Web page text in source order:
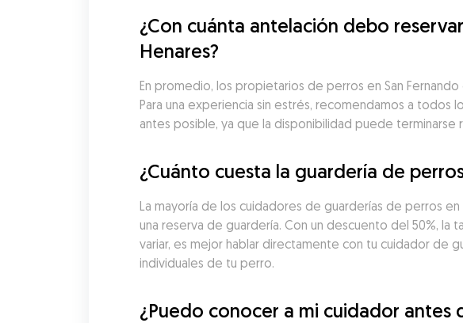
¿Con cuánta antelación debo
Henares?
En promedio, los propietarios de perros en San
Para una experiencia sin estrés, recomendamos a
antes posible, ya que la disponibilidad puede terminarse
¿Cuánto cuesta la guardería de
La mayoría de los cuidadores de guarderías de perros
una reserva de guardería. Con un descuento del 50%,
variar, es mejor hablar directamente con tu cuidador de
individuales de tu perro.
¿Puedo conocer a mi cuidador antes